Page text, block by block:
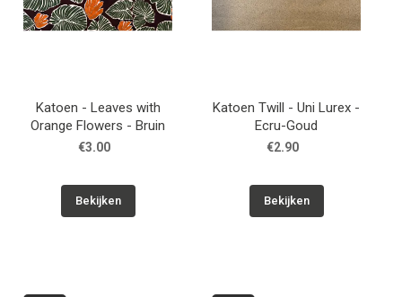
Katoen - Leaves with
Orange Flowers - Bruin
€3.00
Bekijken
Katoen Twill - Uni Lurex -
Ecru-Goud
€2.90
Bekijken